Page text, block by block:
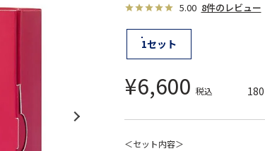
5.00 8件のレビュー
1セット
¥6,600 税込 180
＜セット内容＞